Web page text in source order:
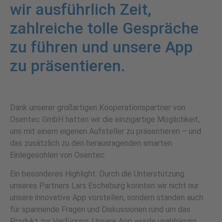
wir ausführlich Zeit,
zahlreiche tolle Gespräche
zu führen und unsere App
zu präsentieren.
Dank unserer großartigen Kooperationspartner von
Osentec GmbH hatten wir die einzigartige Möglichkeit,
uns mit einem eigenen Aufsteller zu präsentieren – und
das zusätzlich zu den herausragenden smarten
Einlegesohlen von Osentec.
Ein besonderes Highlight: Durch die Unterstützung
unseres Partners Lars Escheburg konnten wir nicht nur
unsere innovative App vorstellen, sondern standen auch
für spannende Fragen und Diskussionen rund um das